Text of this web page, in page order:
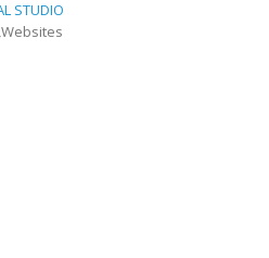
STUDIO
Websites